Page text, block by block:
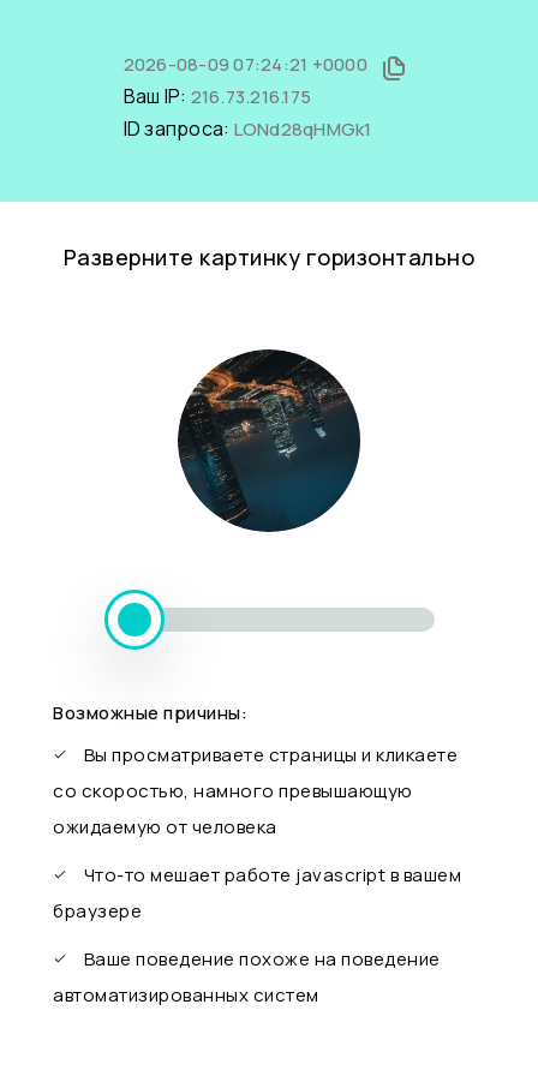
2026-08-09 07:24:21 +0000
Ваш IP: 216.73.216.175
ID запроса: LONd28qHMGk1
Разверните картинку горизонтально
Возможные причины:
Вы просматриваете страницы и кликаете
со скоростью, намного превышающую
ожидаемую от человека
Что-то мешает работе javascript в вашем
браузере
Ваше поведение похоже на поведение
автоматизированных систем